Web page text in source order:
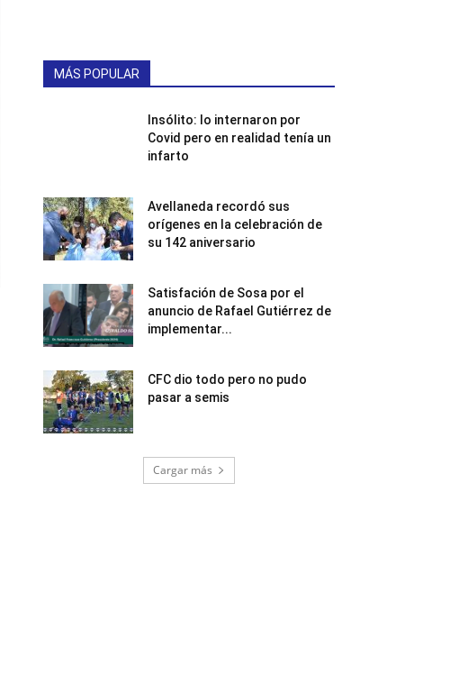
MÁS POPULAR
Insólito: lo internaron por
Covid pero en realidad tenía un
infarto
Avellaneda recordó sus
orígenes en la celebración de
su 142 aniversario
Satisfación de Sosa por el
anuncio de Rafael Gutiérrez de
implementar...
CFC dio todo pero no pudo
pasar a semis
Cargar más